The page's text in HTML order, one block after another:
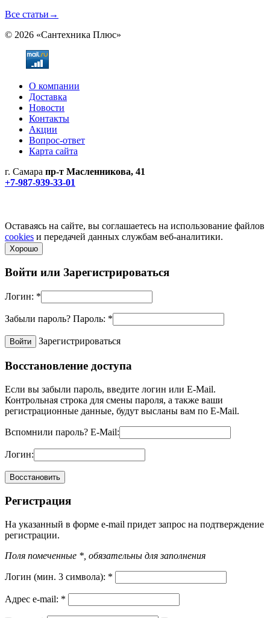
Все статьи →
© 2026 «Сантехника Плюс»
О компании
Доставка
Новости
Контакты
Акции
Вопрос-ответ
Карта сайта
г. Самара пр-т Масленникова, 41
+7-987-939-33-01
Оставаясь на сайте, вы соглашаетесь на использование файлов
cookies и передачей данных службам веб-аналитики.
Хорошо
Войти или Зарегистрироваться
Логин: *
Забыли пароль? Пароль: *
Зарегистрироваться
Восстановление доступа
Если вы забыли пароль, введите логин или E-Mail.
Контрольная строка для смены пароля, а также ваши
регистрационные данные, будут высланы вам по E-Mail.
Вспомнили пароль? E-Mail:
Логин:
Регистрация
На указанный в форме e-mail придет запрос на подтверждение
регистрации.
Поля помеченные *, обязательны для заполнения
Логин (мин. 3 символа): *
Адрес e-mail: *